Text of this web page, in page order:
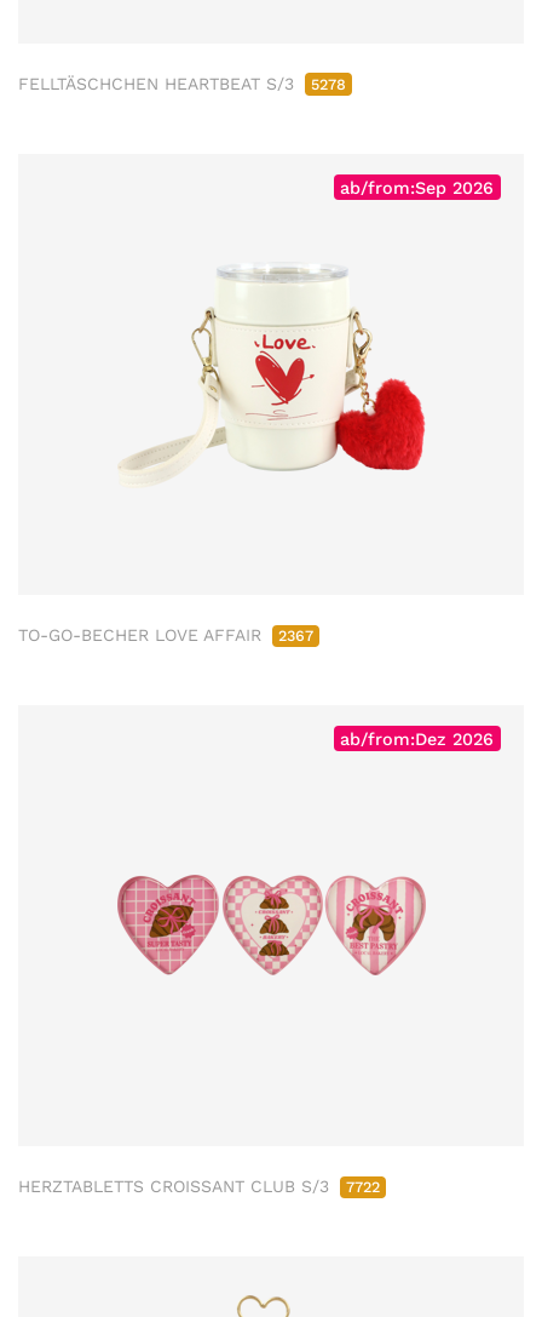
FELLTÄSCHCHEN HEARTBEAT S/3 5278
ab/from:Sep 2026
TO-GO-BECHER LOVE AFFAIR 2367
ab/from:Dez 2026
HERZTABLETTS CROISSANT CLUB S/3 7722